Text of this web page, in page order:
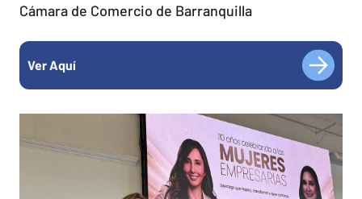
Cámara de Comercio de Barranquilla
Ver Aquí